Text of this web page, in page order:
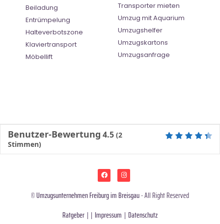
Beiladung
Entrümpelung
Halteverbotszone
Klaviertransport
Möbellift
Transporter mieten
Umzug mit Aquarium
Umzugshelfer
Umzugskartons
Umzugsanfrage
Benutzer-Bewertung 4.5 (2
Stimmen)
©Umzugsunternehmen Freiburg im Breisgau- All Right Reserved
Ratgeber | | Impressum | Datenschutz